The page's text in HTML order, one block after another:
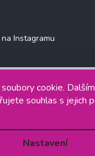
cookie.
souhlas s jejich
Nastavení
Instagramu
. Všechna